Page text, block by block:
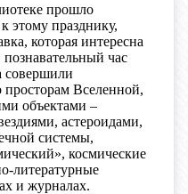
прошло
этому празднику,
которая интересна
час
совершили
просторам Вселенной,
объектами –
астероидами,
системы,
космические
литературные
и журналах.